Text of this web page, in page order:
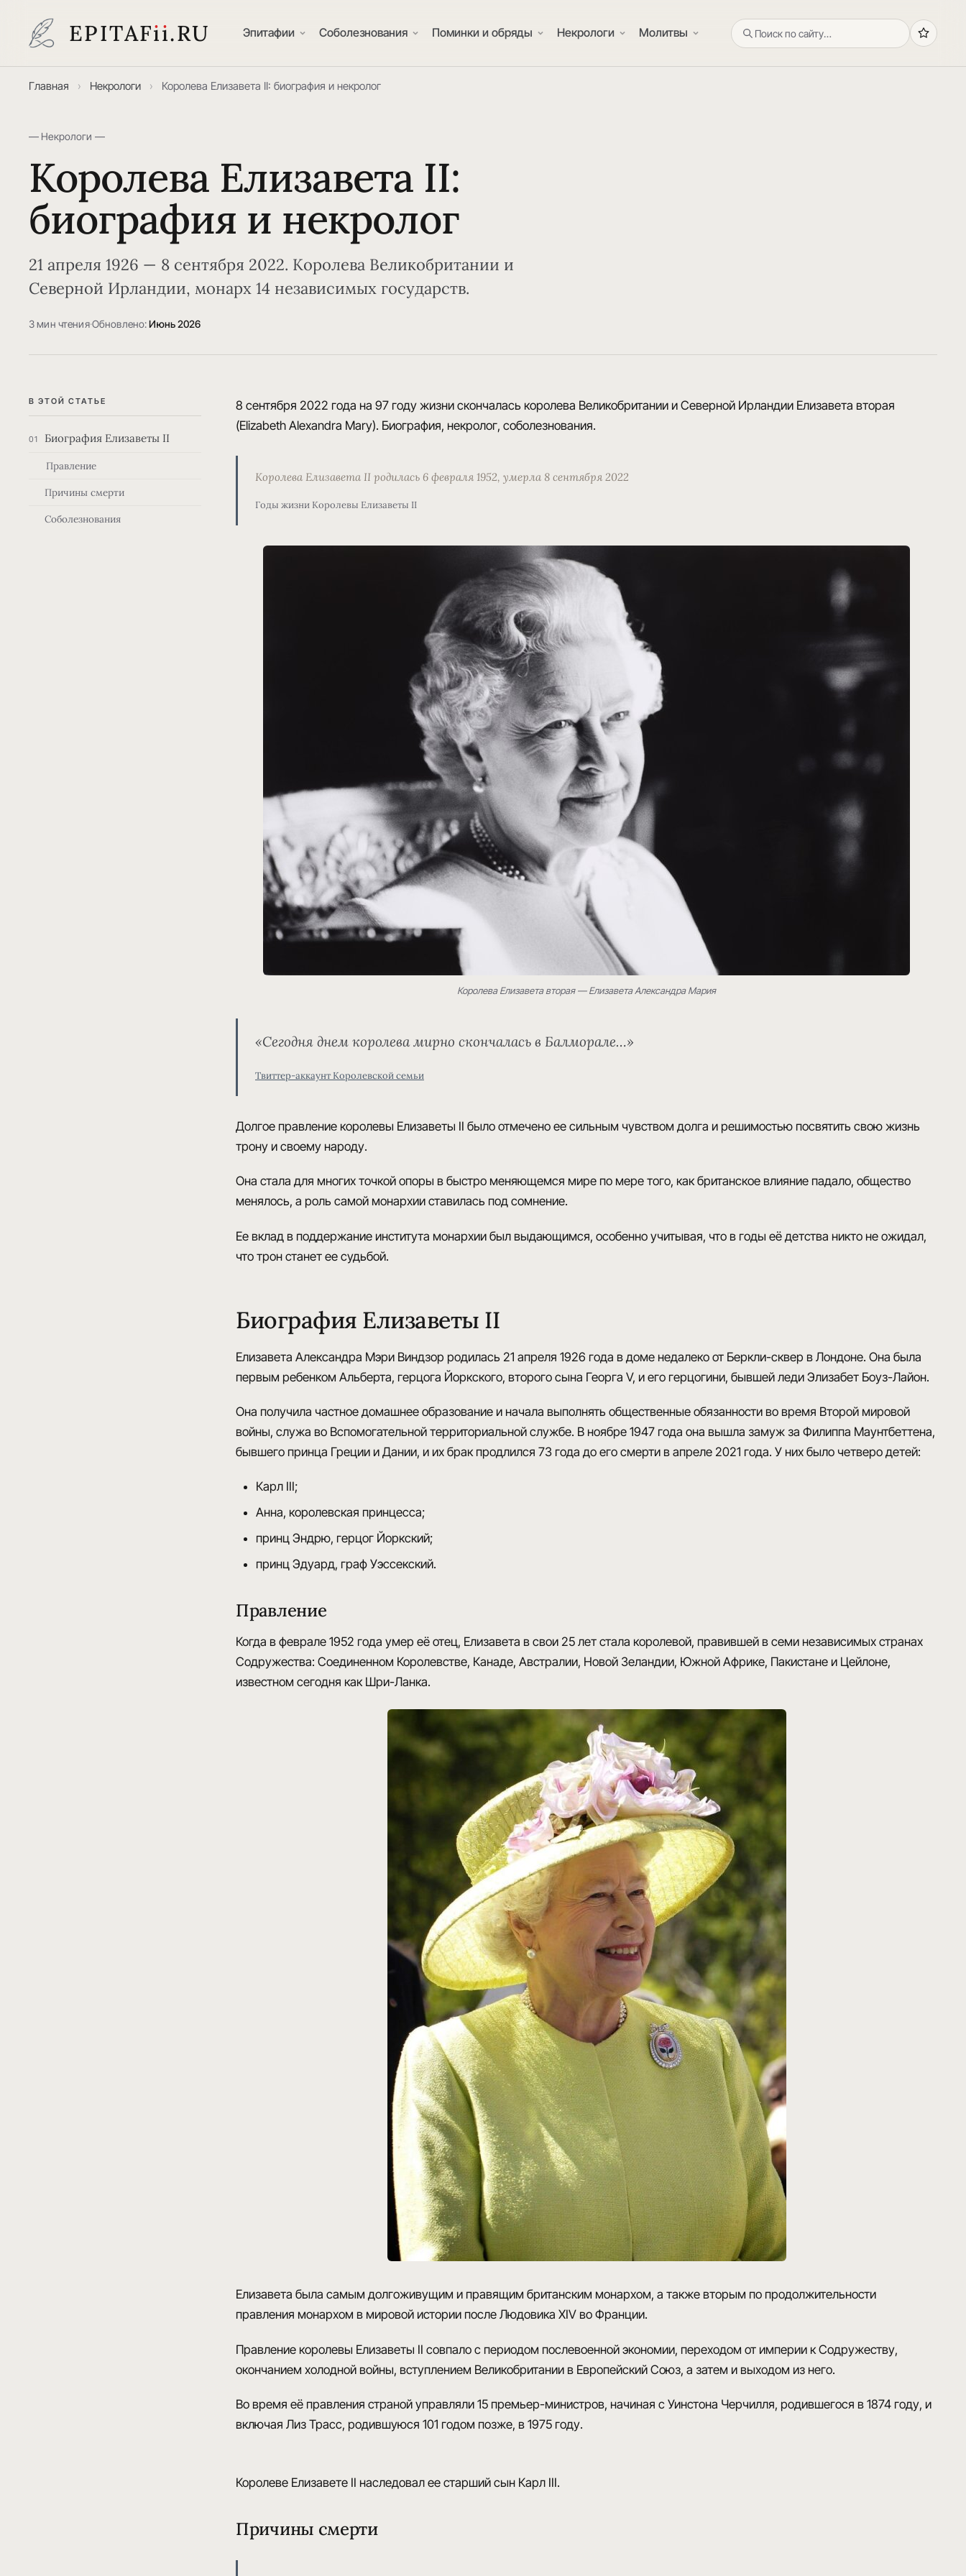
EPITAFii.RU Эпитафии Соболезнования Поминки и обряды Некрологи Молитвы
Главная › Некрологи › Королева Елизавета II: биография и некролог
— Некрологи —
Королева Елизавета II:
биография и некролог
21 апреля 1926 — 8 сентября 2022. Королева Великобритании и
Северной Ирландии, монарх 14 независимых государств.
3 мин чтения·Обновлено:Июнь 2026
В ЭТОЙ СТАТЬЕ
01 Биография Елизаветы II
Правление
Причины смерти
Соболезнования
8 сентября 2022 года на 97 году жизни скончалась королева Великобритании и Северной Ирландии Елизавета вторая
(Elizabeth Alexandra Mary). Биография, некролог, соболезнования.
Королева Елизавета II родилась 6 февраля 1952, умерла 8 сентября 2022
Годы жизни Королевы Елизаветы II
Королева Елизавета вторая — Елизавета Александра Мария
«Сегодня днем ​​королева мирно скончалась в Балморале…»
Твиттер-аккаунт Королевской семьи
Долгое правление королевы Елизаветы II было отмечено ее сильным чувством долга и решимостью посвятить свою жизнь
трону и своему народу.
Она стала для многих точкой опоры в ​​быстро меняющемся мире по мере того, как британское влияние падало, общество
менялось, а роль самой монархии ставилась под сомнение.
Ее вклад в поддержание института монархии был выдающимся, особенно учитывая, что в годы её детства никто не ожидал,
что трон станет ее судьбой.
Биография Елизаветы II
Елизавета Александра Мэри Виндзор родилась 21 апреля 1926 года в доме недалеко от Беркли-сквер в Лондоне. Она была
первым ребенком Альберта, герцога Йоркского, второго сына Георга V, и его герцогини, бывшей леди Элизабет Боуз-Лайон.
Она получила частное домашнее образование и начала выполнять общественные обязанности во время Второй мировой
войны, служа во Вспомогательной территориальной службе. В ноябре 1947 года она вышла замуж за Филиппа Маунтбеттена,
бывшего принца Греции и Дании, и их брак продлился 73 года до его смерти в апреле 2021 года. У них было четверо детей:
Карл III;
Анна, королевская принцесса;
принц Эндрю, герцог Йоркский;
принц Эдуард, граф Уэссекский.
Правление
Когда в феврале 1952 года умер её отец, Елизавета в свои 25 лет стала королевой, правившей в семи независимых странах
Содружества: Соединенном Королевстве, Канаде, Австралии, Новой Зеландии, Южной Африке, Пакистане и Цейлоне,
известном сегодня как Шри-Ланка.
Елизавета была самым долгоживущим и правящим британским монархом, а также вторым по продолжительности
правления монархом в мировой истории после Людовика XIV во Франции.
Правление королевы Елизаветы II совпало с периодом послевоенной экономии, переходом от империи к Содружеству,
окончанием холодной войны, вступлением Великобритании в Европейский Союз, а затем и выходом из него.
Во время её правления страной управляли 15 премьер-министров, начиная с Уинстона Черчилля, родившегося в 1874 году, и
включая Лиз Трасс, родившуюся 101 годом позже, в 1975 году.
Королеве Елизавете II наследовал ее старший сын Карл III.
Причины смерти